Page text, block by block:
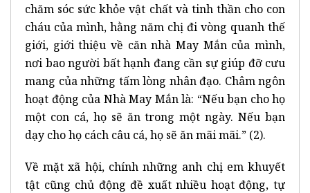
chăm sóc sức khỏe vật chất và tinh thần cho con
cháu của mình, hằng năm chị đi vòng quanh thế
giới, giới thiệu về căn nhà May Mắn của mình,
nơi bao người bất hạnh đang cần sự giúp đỡ cưu
mang của những tấm lòng nhân đạo. Châm ngôn
hoạt động của Nhà May Mắn là: “Nếu bạn cho họ
một con cá, họ sẽ ăn trong một ngày. Nếu bạn
dạy cho họ cách câu cá, họ sẽ ăn mãi mãi.” (2).
Về mặt xã hội, chính những anh chị em khuyết
tật cũng chủ động đề xuất nhiều hoạt động, tự